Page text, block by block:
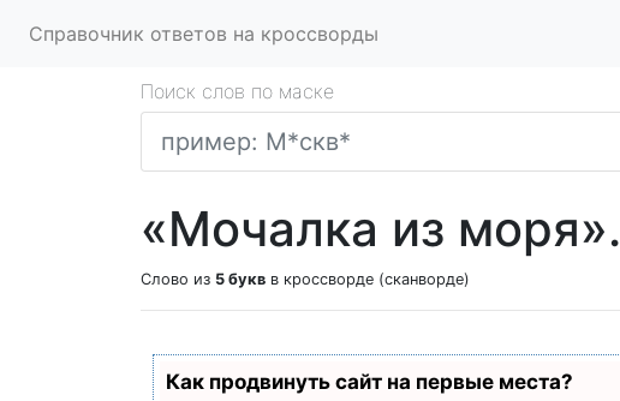
Справочник ответов на кроссворды
Поиск слов по маске
«Мочалка из моря».
Слово из 5 букв в кроссворде (сканворде)
Как продвинуть сайт на первые места?